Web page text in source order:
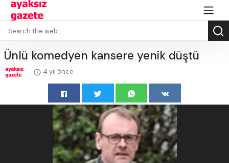
Ünlü komedyen kansere yenik düştü
4 yıl önce